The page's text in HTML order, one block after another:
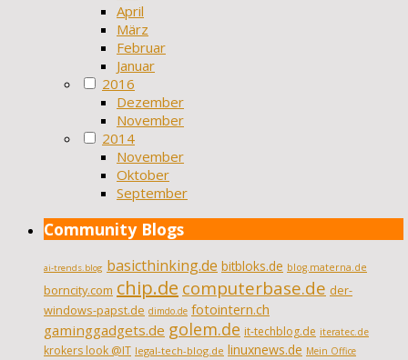
April
März
Februar
Januar
2016
Dezember
November
2014
November
Oktober
September
Community Blogs
ai-trends.blog basicthinking.de bitbloks.de blog.materna.de
borncity.com chip.de computerbase.de der-
windows-papst.de dimdo.de fotointern.ch
gaminggadgets.de golem.de it-techblog.de iteratec.de
krokers look @IT legal-tech-blog.de linuxnews.de Mein Office